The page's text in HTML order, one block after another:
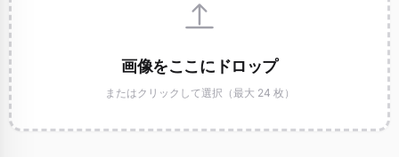
画像をここにドロップ
またはクリックして選択（最大 24 枚）